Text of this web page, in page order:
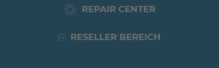
REPAIR CENTER
RESELLER BEREICH